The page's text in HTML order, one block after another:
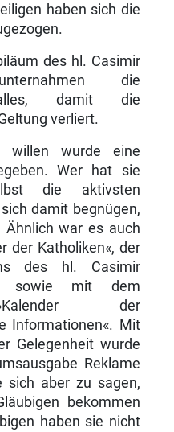
haben sich die
des hl. Casimir
die
alles, damit die
verliert.
willen wurde eine
Wer hat sie
die aktivsten
damit begnügen,
Ähnlich war es auch
der Katholiken«, der
des hl. Ca­simir
sowie mit dem
der
Informationen«. Mit
Gelegenheit wurde
Reklame
sich aber zu sagen,
bekom­men
haben sie nicht